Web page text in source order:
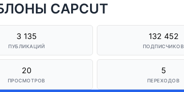
CAPCUT
3 135
ПУБЛИКАЦИЙ
132 452
ПОДПИСЧИКОВ
20
ПРОСМОТРОВ
5
ПЕРЕХОДОВ